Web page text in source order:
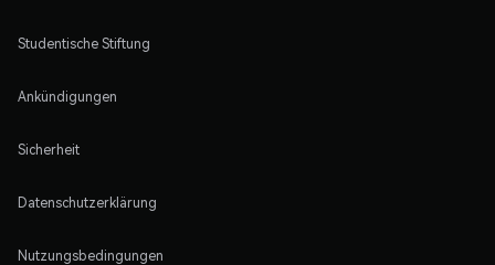
Studentische Stiftung
Ankündigungen
Sicherheit
Datenschutzerklärung
Nutzungsbedingungen